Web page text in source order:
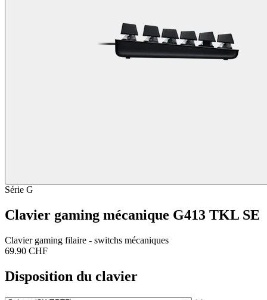
Série G
Clavier gaming mécanique G413 TKL SE
Clavier gaming filaire - switchs mécaniques
69.90 CHF
Disposition du clavier